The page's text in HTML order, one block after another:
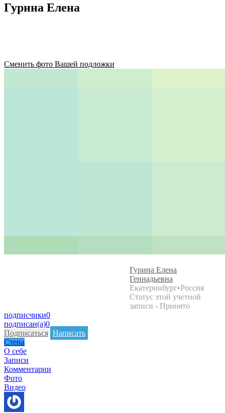
Гурина Елена
Сменить фото Вашей подложки
Гурина Елена
Геннадьевна
Екатеринбург•Россия
Статус этой учетной
записи - Принято
подписчики0
подписан(а)0
Подписаться Написать
Стена
О себе
Записи
Комментарии
Фото
Видео